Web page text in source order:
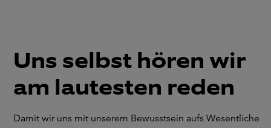
Uns selbst hören wir
am lautesten reden
Damit wir uns mit unserem Bewusstsein aufs Wesentliche